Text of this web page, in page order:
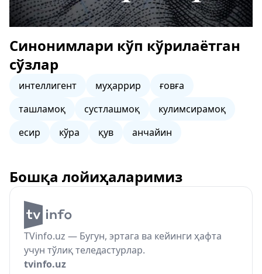
Синонимлари кўп кўрилаётган
сўзлар
интеллигент муҳаррир
ғовға
ташламоқ
сустлашмоқ
кулимсирамоқ
есир
кўра қув анчайин
Бошқа лойиҳаларимиз
TVinfo.uz — Бугун, эртага ва кейинги ҳафта
учун тўлиқ теледастурлар.
tvinfo.uz